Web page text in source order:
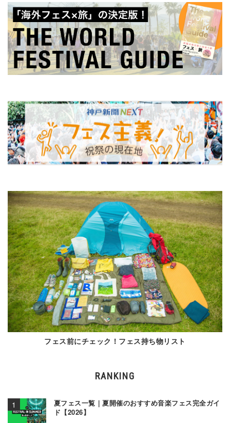
フェス前にチェック！フェス持ち物リスト
RANKING
夏フェス一覧｜夏開催のおすすめ音楽フェス完全ガイ
ド【2026】